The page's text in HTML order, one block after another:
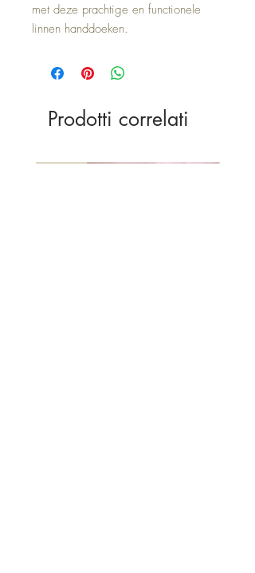
met deze prachtige en functionele
linnen handdoeken.
Prodotti correlati